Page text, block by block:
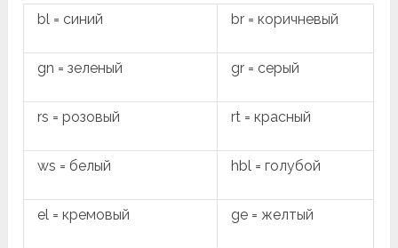
bl = синий br = коричневый
gn = зеленый gr = серый
rs = розовый rt = красный
ws = белый hbl = голубой
el = кремовый ge = желтый